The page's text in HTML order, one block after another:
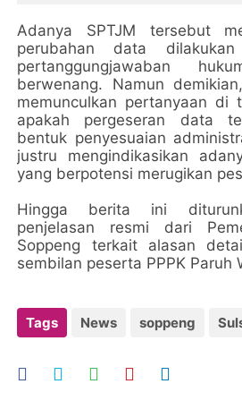
Adanya SPTJM tersebut
perubahan data
pertanggungjawaban
berwenang. Namun
memunculkan pertanyaan di
apakah pergeseran data
bentuk penyesuaian
justru mengindikasikan
yang berpotensi merugikan
Hingga berita ini
penjelasan resmi dari
Soppeng terkait alasan
sembilan peserta PPPK Paruh
Tags News soppeng